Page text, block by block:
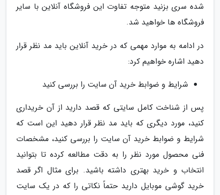
شده سری بزنید متوجه تفاوت این فروشگاه آنلاین با سایر
فروشگاه ها خواهید شد.
در ادامه به موارد مهمی که در خرید آنلاین باید مد نظر قرار
دهید اشاره خواهیم کرد:
شرایط و ضوابط خرید آن سایت را بررسی کنید
پس از شناخت کامل سایتی که قصد دارید از آن خریداری
کنید، مورد دیگری که باید مد نظر قرار دهید این است که
شرایط و ضوابط خرید آن سایت را بررسی کنید، مشخصات
فنی محصول مورد نظر را به دقت مطالعه کرده تا بتوانید
انتخاب و خرید بهتری داشته باشید. برای مثال اگر قصد
خرید گوشی موبایل دارید حتماً نکاتی را که در یک سایت